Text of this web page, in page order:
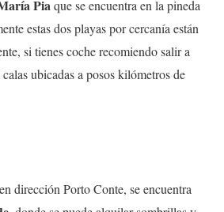
Pia que se encuentra en la pineda
estas dos playas por cercanía están
si tienes coche recomiendo salir a
ubicadas a posos kilómetros de
dirección Porto Conte, se encuentra